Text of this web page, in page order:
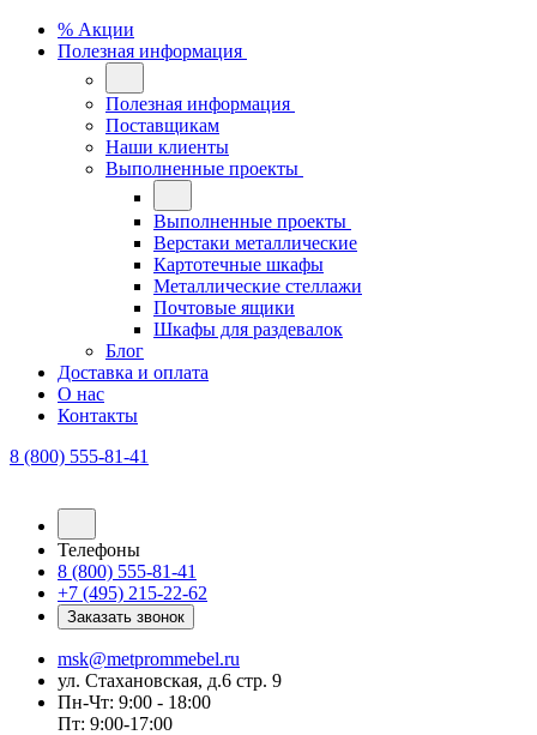
% Акции
Полезная информация
Полезная информация
Поставщикам
Наши клиенты
Выполненные проекты
Выполненные проекты
Верстаки металлические
Картотечные шкафы
Металлические стеллажи
Почтовые ящики
Шкафы для раздевалок
Блог
Доставка и оплата
О нас
Контакты
8 (800) 555-81-41
Телефоны
8 (800) 555-81-41
+7 (495) 215-22-62
Заказать звонок
msk@metprommebel.ru
ул. Стахановская, д.6 стр. 9
Пн-Чт: 9:00 - 18:00
Пт: 9:00-17:00